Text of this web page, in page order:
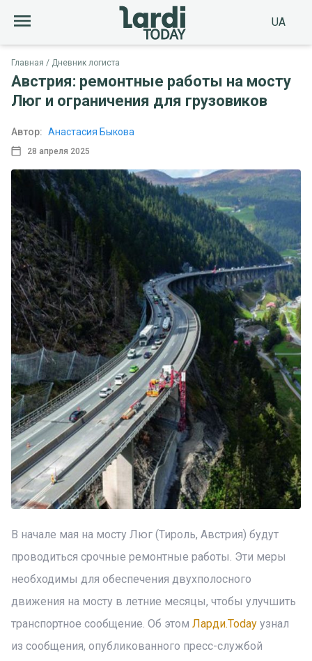
UA
Главная Дневник логиста
Австрия: ремонтные работы на мосту
Люг и ограничения для грузовиков
28 апреля 2025
Автор: Анастасия Быкова
В начале мая на мосту Люг (Тироль, Австрия) будут
проводиться срочные ремонтные работы. Эти меры
необходимы для обеспечения двухполосного
движения на мосту в летние месяцы, чтобы улучшить
транспортное сообщение. Об этом Ларди.Today узнал
из сообщения, опубликованного пресс-службой